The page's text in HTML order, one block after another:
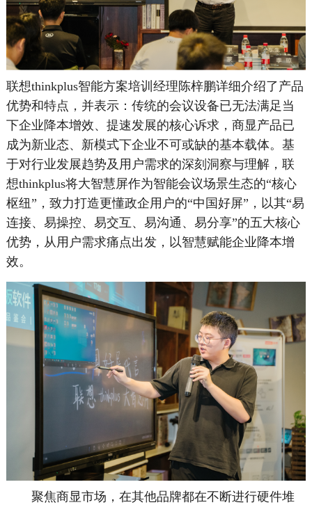
联想thinkplus智能方案培训经理陈梓鹏详细介绍了产品
优势和特点，并表示：传统的会议设备已无法满足当
下企业降本增效、提速发展的核心诉求，商显产品已
成为新业态、新模式下企业不可或缺的基本载体。基
于对行业发展趋势及用户需求的深刻洞察与理解，联
想thinkplus将大智慧屏作为智能会议场景生态的“核心
枢纽”，致力打造更懂政企用户的“中国好屏”，以其“易
连接、易操控、易交互、易沟通、易分享”的五大核心
优势，从用户需求痛点出发，以智慧赋能企业降本增
效。
聚焦商显市场，在其他品牌都在不断进行硬件堆